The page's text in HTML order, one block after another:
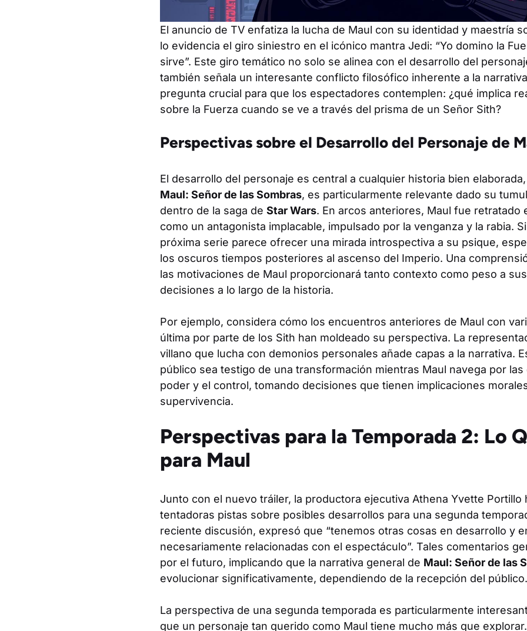
El anuncio de TV enfatiza la lucha de Maul con su identidad y maestría
lo evidencia el giro siniestro en el icónico mantra Jedi: “Yo domino la
sirve”. Este giro temático no solo se alinea con el desarrollo del
también señala un interesante conflicto filosófico inherente a la
pregunta crucial para que los espectadores contemplen: ¿qué implica
sobre la Fuerza cuando se ve a través del prisma de un Señor Sith?
Perspectivas sobre el Desarrollo del Personaje de
El desarrollo del personaje es central a cualquier historia bien
Maul: Señor de las Sombras, es particularmente relevante dado su
dentro de la saga de Star Wars. En arcos anteriores, Maul fue retratado
como un antagonista implacable, impulsado por la venganza y la rabia.
próxima serie parece ofrecer una mirada introspectiva a su psique,
los oscuros tiempos posteriores al ascenso del Imperio. Una
las motivaciones de Maul proporcionará tanto contexto como peso a
decisiones a lo largo de la historia.
Por ejemplo, considera cómo los encuentros anteriores de Maul con
última por parte de los Sith han moldeado su perspectiva. La
villano que lucha con demonios personales añade capas a la narrativa.
público sea testigo de una transformación mientras Maul navega por
poder y el control, tomando decisiones que tienen implicaciones
supervivencia.
Perspectivas para la Temporada 2: Lo
para Maul
Junto con el nuevo tráiler, la productora ejecutiva Athena Yvette Portillo
tentadoras pistas sobre posibles desarrollos para una segunda
reciente discusión, expresó que “tenemos otras cosas en desarrollo y
necesariamente relacionadas con el espectáculo”. Tales comentarios
por el futuro, implicando que la narrativa general de Maul: Señor de las
evolucionar significativamente, dependiendo de la recepción del público.
La perspectiva de una segunda temporada es particularmente
que un personaje tan querido como Maul tiene mucho más que